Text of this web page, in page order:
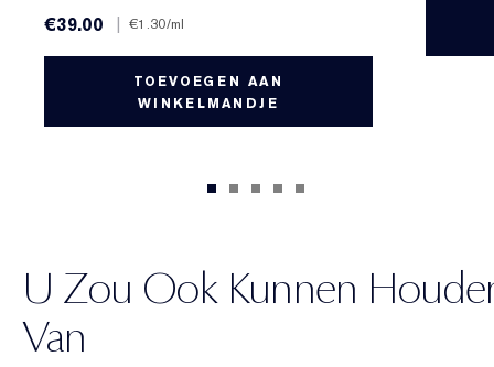
€39.00 | €1.30/ml
TOEVOEGEN AAN
WINKELMANDJE
U Zou Ook Kunnen
Van